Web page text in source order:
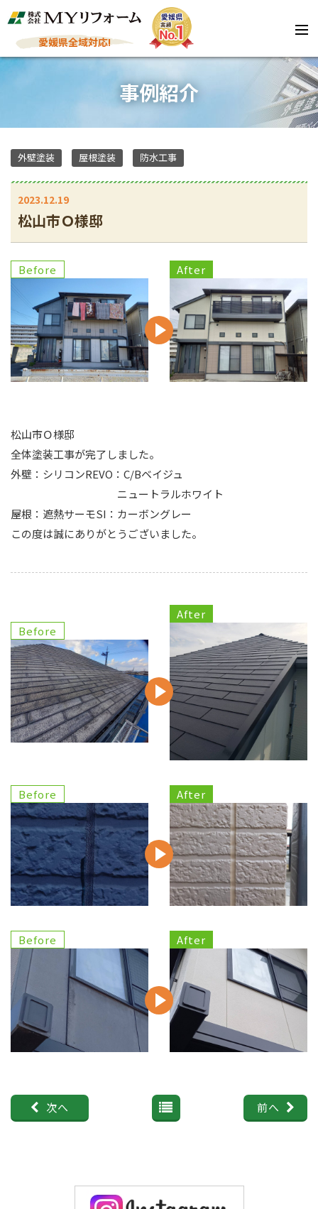
愛媛県全域対応!
事例紹介
外壁塗装 屋根塗装 防水工事
2023.12.19
松山市Ｏ様邸
松山市Ｏ様邸
全体塗装工事が完了しました。
外壁：シリコンREVO：C/Bベイジュ
ニュートラルホワイト
屋根：遮熱サーモSI：カーボングレー
この度は誠にありがとうございました。
次へ 前へ